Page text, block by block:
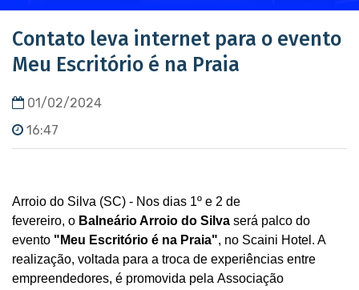
Contato leva internet para o evento
Meu Escritório é na Praia
01/02/2024
16:47
Arroio do Silva (SC) - Nos dias 1º e 2 de
fevereiro, o Balneário Arroio do Silva será palco do
evento "Meu Escritório é na Praia", no Scaini Hotel. A
realização, voltada para a troca de experiências entre
empreendedores, é promovida pela Associação